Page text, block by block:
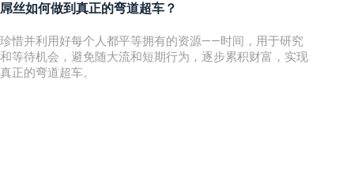
屌丝如何做到真正的弯道超车？
珍惜并利用好每个人都平等拥有的资源——时间，用于研究
和等待机会，避免随大流和短期行为，逐步累积财富，实现
真正的弯道超车。